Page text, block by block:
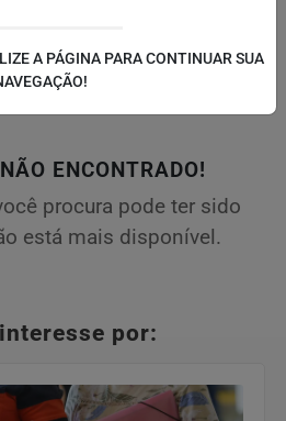
ENCONTRADO!
procura pode ter sido
está mais disponível.
por:
A PÁGINA PARA CONTINUAR SUA